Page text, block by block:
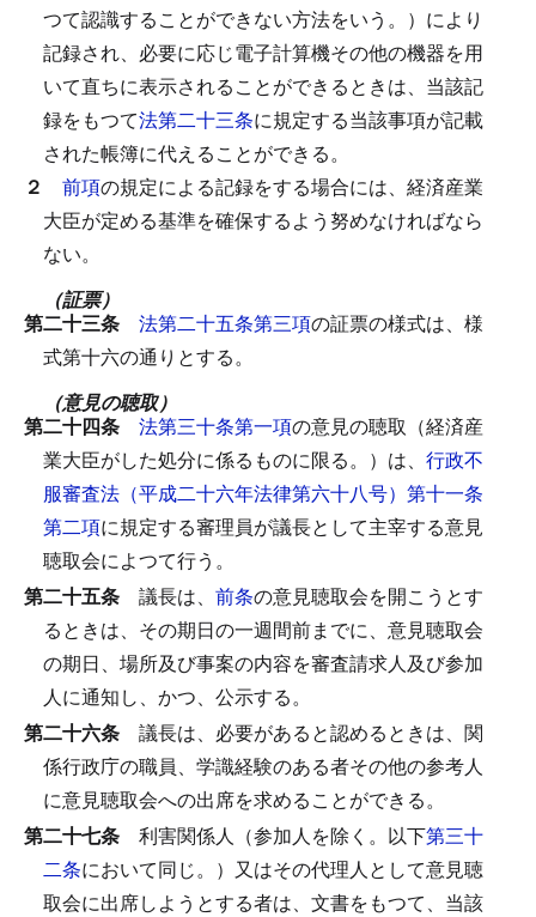
つて認識することができない方法をいう。）により
記録され、必要に応じ電子計算機その他の機器を用
いて直ちに表示されることができるときは、当該記
録をもつて法第二十三条に規定する当該事項が記載
された帳簿に代えることができる。
２ 前項の規定による記録をする場合には、経済産業
大臣が定める基準を確保するよう努めなければなら
ない。
（証票）
第二十三条 法第二十五条第三項の証票の様式は、様
式第十六の通りとする。
（意見の聴取）
第二十四条 法第三十条第一項の意見の聴取（経済産
業大臣がした処分に係るものに限る。）は、 行政不
服審査法（平成二十六年法律第六十八号）第十一条
第二項に規定する審理員が議長として主宰する意見
聴取会によつて行う。
第二十五条 議長は、 前条の意見聴取会を開こうとす
るときは、その期日の一週間前までに、意見聴取会
の期日、場所及び事案の内容を審査請求人及び参加
人に通知し、かつ、公示する。
第二十六条 議長は、必要があると認めるときは、関
係行政庁の職員、学識経験のある者その他の参考人
に意見聴取会への出席を求めることができる。
第二十七条 利害関係人（参加人を除く。以下第三十
二条において同じ。）又はその代理人として意見聴
取会に出席しようとする者は、文書をもつて、当該